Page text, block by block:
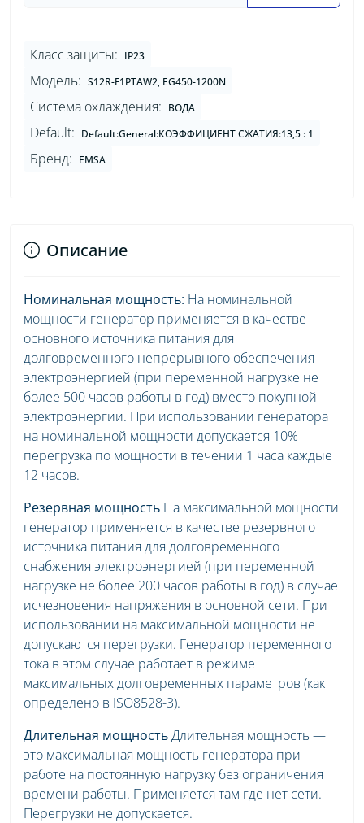
Класс защиты: IP23
Модель: S12R-F1PTAW2, EG450-1200N
Система охлаждения: ВОДА
Default: Default:General:КОЭФФИЦИЕНТ СЖАТИЯ:13,5 : 1
Бренд: EMSA
Описание
Номинальная мощность: На номинальной
мощности генератор применяется в качестве
основного источника питания для
долговременного непрерывного обеспечения
электроэнергией (при переменной нагрузке не
более 500 часов работы в год) вместо покупной
электроэнергии. При использовании генератора
на номинальной мощности допускается 10%
перегрузка по мощности в течении 1 часа каждые
12 часов.
Резервная мощность На максимальной мощности
генератор применяется в качестве резервного
источника питания для долговременного
снабжения электроэнергией (при переменной
нагрузке не более 200 часов работы в год) в случае
исчезновения напряжения в основной сети. При
использовании на максимальной мощности не
допускаются перегрузки. Генератор переменного
тока в этом случае работает в режиме
максимальных долговременных параметров (как
определено в ISO8528-3).
Длительная мощностьДлительная мощность —
это максимальная мощность генератора при
работе на постоянную нагрузку без ограничения
времени работы. Применяется там где нет сети.
Перегрузки не допускается.